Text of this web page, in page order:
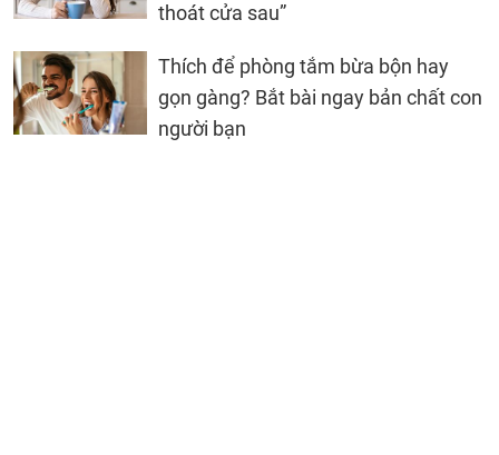
thoát cửa sau”
Thích để phòng tắm bừa bộn hay
gọn gàng? Bắt bài ngay bản chất con
người bạn